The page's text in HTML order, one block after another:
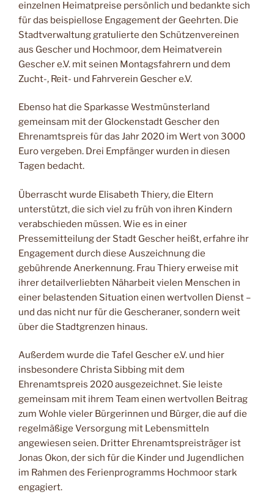
einzelnen Heimatpreise persönlich und bedankte sich
für das beispiellose Engagement der Geehrten. Die
Stadtverwaltung gratulierte den Schützenvereinen
aus Gescher und Hochmoor, dem Heimatverein
Gescher e.V. mit seinen Montagsfahrern und dem
Zucht-, Reit- und Fahrverein Gescher e.V.
Ebenso hat die Sparkasse Westmünsterland
gemeinsam mit der Glockenstadt Gescher den
Ehrenamtspreis für das Jahr 2020 im Wert von 3000
Euro vergeben. Drei Empfänger wurden in diesen
Tagen bedacht.
Überrascht wurde Elisabeth Thiery, die Eltern
unterstützt, die sich viel zu früh von ihren Kindern
verabschieden müssen. Wie es in einer
Pressemitteilung der Stadt Gescher heißt, erfahre ihr
Engagement durch diese Auszeichnung die
gebührende Anerkennung. Frau Thiery erweise mit
ihrer detailverliebten Näharbeit vielen Menschen in
einer belastenden Situation einen wertvollen Dienst –
und das nicht nur für die Gescheraner, sondern weit
über die Stadtgrenzen hinaus.
Außerdem wurde die Tafel Gescher e.V. und hier
insbesondere Christa Sibbing mit dem
Ehrenamtspreis 2020 ausgezeichnet. Sie leiste
gemeinsam mit ihrem Team einen wertvollen Beitrag
zum Wohle vieler Bürgerinnen und Bürger, die auf die
regelmäßige Versorgung mit Lebensmitteln
angewiesen seien. Dritter Ehrenamtspreisträger ist
Jonas Okon, der sich für die Kinder und Jugendlichen
im Rahmen des Ferienprogramms Hochmoor stark
engagiert.